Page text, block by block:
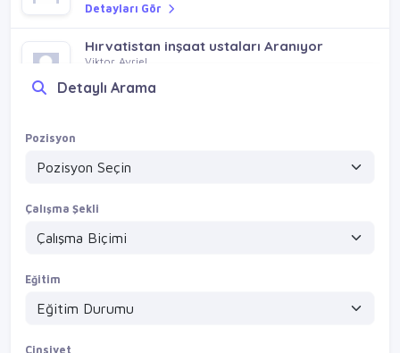
Detayları Gör
Hırvatistan inşaat ustaları Aranıyor
Viktor Avriel
Detayları Gör
Detaylı Arama
Pozisyon
Çalışma Şekli
Eğitim
Cinsiyet